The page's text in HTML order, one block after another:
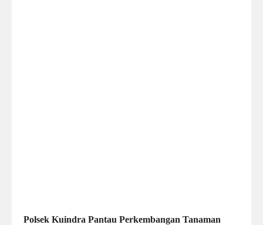
Polsek Kuindra Pantau Perkembangan Tanaman